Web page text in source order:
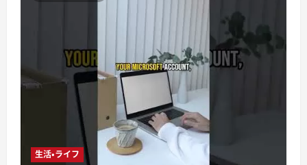
生活・ライフ